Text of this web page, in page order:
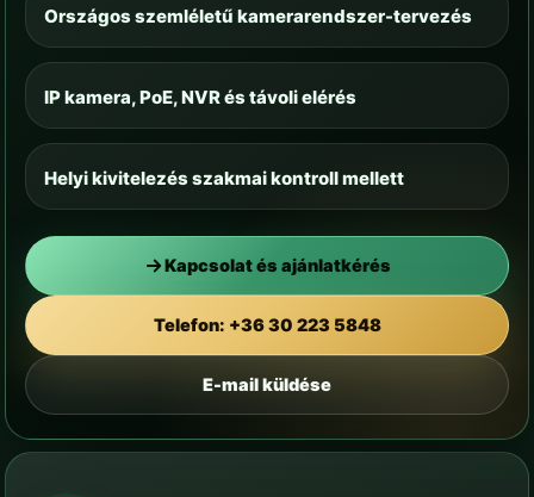
Országos szemléletű kamerarendszer-tervezés
IP kamera, PoE, NVR és távoli elérés
Helyi kivitelezés szakmai kontroll mellett
Kapcsolat és ajánlatkérés
Telefon: +36 30 223 5848
E-mail küldése